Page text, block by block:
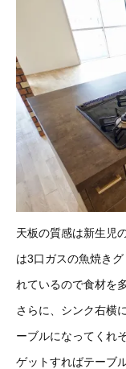
天板の質感は新生児
は3口ガスの魚焼き
れているので食材を
さらに、シンク右横
ーブルになってくれ
ゲットすればテーブ